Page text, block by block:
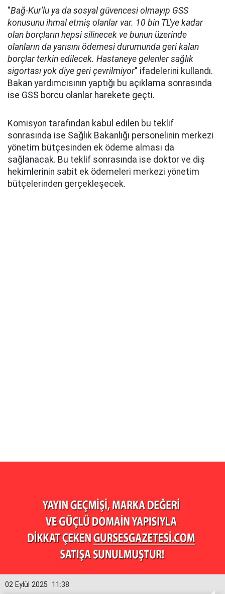
"Bağ-Kur'lu ya da sosyal güvencesi olmayıp GSS
konusunu ihmal etmiş olanlar var. 10 bin TL'ye kadar
olan borçların hepsi silinecek ve bunun üzerinde
olanların da yarısını ödemesi durumunda geri kalan
borçlar terkin edilecek. Hastaneye gelenler sağlık
sigortası yok diye geri çevrilmiyor" ifadelerini kullandı.
Bakan yardımcısının yaptığı bu açıklama sonrasında
ise GSS borcu olanlar harekete geçti.
Komisyon tarafından kabul edilen bu teklif
sonrasında ise Sağlık Bakanlığı personelinin merkezi
yönetim bütçesinden ek ödeme alması da
sağlanacak. Bu teklif sonrasında ise doktor ve diş
hekimlerinin sabit ek ödemeleri merkezi yönetim
bütçelerinden gerçekleşecek.
11:38
02 Eylül 2025